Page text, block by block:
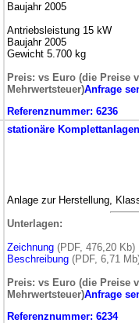
Baujahr 2005
Antriebsleistung 15 kW
Baujahr 2005
Gewicht 5.700 kg
Preis: vs Euro (die Preise
Mehrwertsteuer)Anfrage
Referenznummer: 6236
stationäre Komplettanlagen
Anlage zur Herstellung,
Unterlagen:
Zeichnung (PDF, 476,20 Kb)
Beschreibung (PDF, 6,71
Preis: vs Euro (die Preise
Mehrwertsteuer)Anfrage
Referenznummer: 6234